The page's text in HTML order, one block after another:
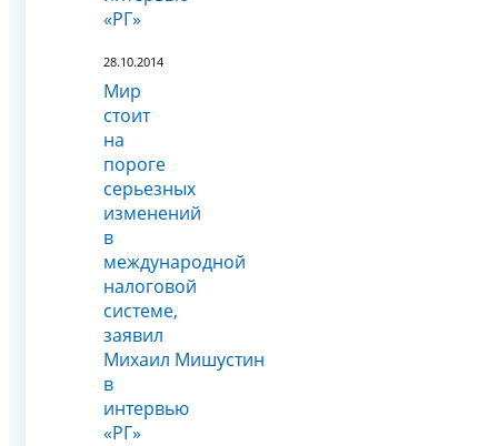
«РГ»
28.10.2014
Мир
стоит
на
пороге
серьезных
изменений
в
международной
налоговой
системе,
заявил
Михаил Мишустин
в
интервью
«РГ»